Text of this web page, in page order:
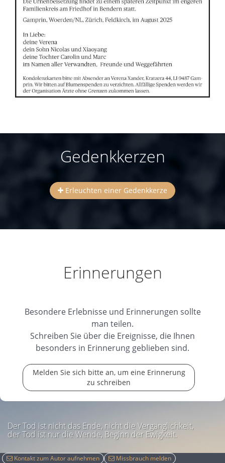
Gedenkkerzen
Erleuchten einer Gedenkkerze
Erinnerungen
Besondere Erlebnisse und Erinnerungen sollte
man teilen.
Schreiben Sie über die Ereignisse, die Ihnen
besonders in Erinnerung geblieben sind.
Melden Sie sich bitte an, um eine Erinnerung
zu schreiben
Der Tod ist nicht das Ende, nicht die Vergänglichkeit,
der Tod ist nur die Wende, Beginn der Ewigkeit.
Kontakt zum Autor aufnehmen Missbrauch melden